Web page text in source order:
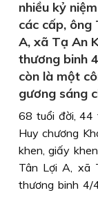
nhiều kỷ
các cấp, ông
A, xã Tạ An
thương binh
còn là một
gương sáng
68 tuổi đời, 44
Huy chương
khen, giấy
Tân Lợi A, xã
thương binh 4/